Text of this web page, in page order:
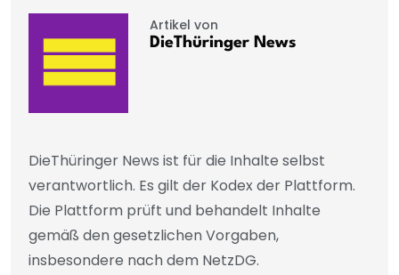
Artikel von
DieThüringer News
DieThüringer News ist für die Inhalte selbst
verantwortlich. Es gilt der Kodex der Plattform.
Die Plattform prüft und behandelt Inhalte
gemäß den gesetzlichen Vorgaben,
insbesondere nach dem NetzDG.